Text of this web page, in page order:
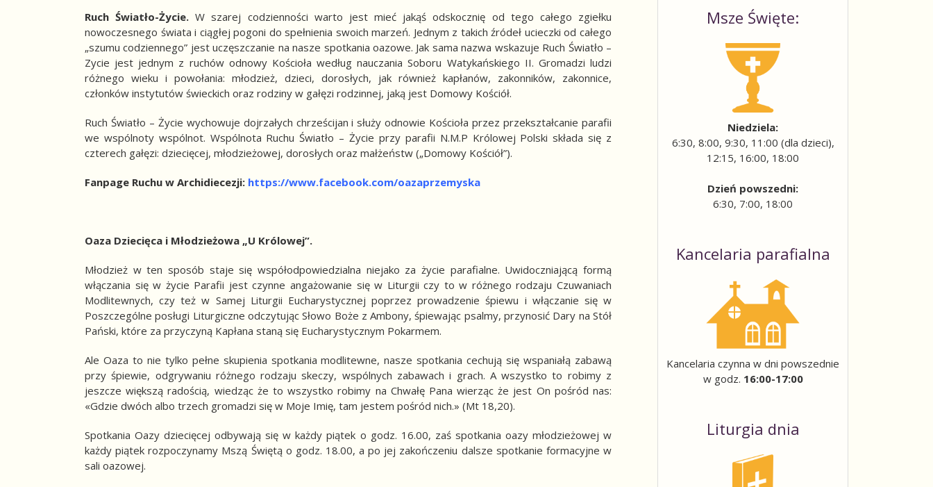
Ruch Światło-Życie.W szarej codzienności warto jest mieć jakąś odskocznię od tego całego zgiełku
nowoczesnego świata i ciągłej pogoni do spełnienia swoich marzeń. Jednym z takich źródeł ucieczki od całego
„szumu codziennego” jest uczęszczanie na nasze spotkania oazowe. Jak sama nazwa wskazuje Ruch Światło –
Zycie jest jednym z ruchów odnowy Kościoła według nauczania Soboru Watykańskiego II. Gromadzi ludzi
różnego wieku i powołania: młodzież, dzieci, dorosłych, jak również kapłanów, zakonników, zakonnice,
członków instytutów świeckich oraz rodziny w gałęzi rodzinnej, jaką jest Domowy Kościół.
Ruch Światło – Życie wychowuje dojrzałych chrześcijan i służy odnowie Kościoła przez przekształcanie parafii
we wspólnoty wspólnot. Wspólnota Ruchu Światło – Życie przy parafii N.M.P Królowej Polski składa się z
czterech gałęzi: dziecięcej, młodzieżowej, dorosłych oraz małżeństw („Domowy Kościół”).
Fanpage Ruchu w Archidiecezji: https://www.facebook.com/oazaprzemyska
Oaza Dziecięca i Młodzieżowa „U Królowej”.
Młodzież w ten sposób staje się współodpowiedzialna niejako za życie parafialne. Uwidoczniającą formą
włączania się w życie Parafii jest czynne angażowanie się w Liturgii czy to w różnego rodzaju Czuwaniach
Modlitewnych, czy też w Samej Liturgii Eucharystycznej poprzez prowadzenie śpiewu i włączanie się w
Poszczególne posługi Liturgiczne odczytując Słowo Boże z Ambony, śpiewając psalmy, przynosić Dary na Stół
Pański, które za przyczyną Kapłana staną się Eucharystycznym Pokarmem.
Ale Oaza to nie tylko pełne skupienia spotkania modlitewne, nasze spotkania cechują się wspaniałą zabawą
przy śpiewie, odgrywaniu różnego rodzaju skeczy, wspólnych zabawach i grach. A wszystko to robimy z
jeszcze większą radością, wiedząc że to wszystko robimy na Chwałę Pana wierząc że jest On pośród nas:
«Gdzie dwóch albo trzech gromadzi się w Moje Imię, tam jestem pośród nich.» (Mt 18,20).
Spotkania Oazy dziecięcej odbywają się w każdy piątek o godz. 16.00, zaś spotkania oazy młodzieżowej w
każdy piątek rozpoczynamy Mszą Świętą o godz. 18.00, a po jej zakończeniu dalsze spotkanie formacyjne w
sali oazowej.
Msze Święte:
Niedziela:
6:30, 8:00, 9:30, 11:00 (dla dzieci),
12:15, 16:00, 18:00
Dzień powszedni:
6:30, 7:00, 18:00
Kancelaria parafialna
Kancelaria czynna w dni powszednie
w godz. 16:00-17:00
Liturgia dnia